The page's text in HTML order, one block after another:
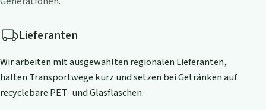
Lieferanten
Wir arbeiten mit ausgewählten regionalen Lieferanten,
halten Transportwege kurz und setzen bei Getränken auf
recyclebare PET- und Glasflaschen.